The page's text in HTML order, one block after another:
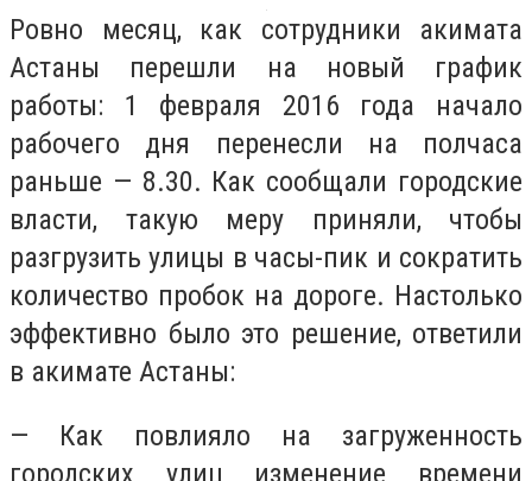
Ровно месяц, как сотрудники акимата
Астаны перешли на новый график
работы: 1 февраля 2016 года начало
рабочего дня перенесли на полчаса
раньше — 8.30. Как сообщали городские
власти, такую меру приняли, чтобы
разгрузить улицы в часы-пик и сократить
количество пробок на дороге. Настолько
эффективно было это решение, ответили
в акимате Астаны:
— Как повлияло на загруженность
городских улиц изменение времени